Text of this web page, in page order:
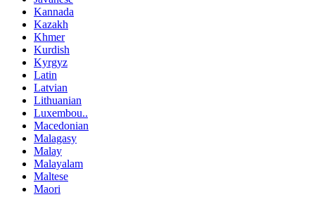
Kannada
Kazakh
Khmer
Kurdish
Kyrgyz
Latin
Latvian
Lithuanian
Luxembou..
Macedonian
Malagasy
Malay
Malayalam
Maltese
Maori